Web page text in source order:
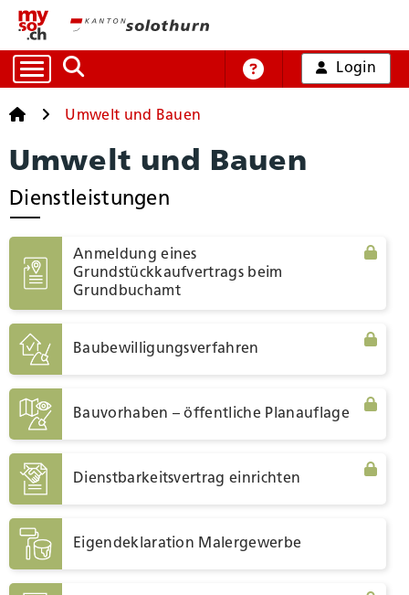
Auf die Suche zugreifen
Online-Hilfe
Login
Startseite
Alle Dienstleistungen
Bildung, Kultur und Sport
Gesundheit und Soziales
Mobilität und Verkehr
Umwelt und Bauen
Persönliches
StartseiteUmwelt und Bauen
Umwelt und Bauen
Dienstleistungen
Anmeldung eines
Grundstückkaufvertrags beim
Grundbuchamt
Baubewilligungsverfahren
Bauvorhaben – öffentliche Planauflage
Dienstbarkeitsvertrag einrichten
Eigendeklaration Malergewerbe